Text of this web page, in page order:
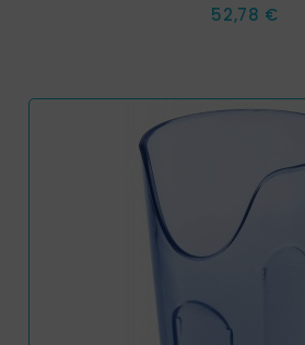
Prix
52,78 €